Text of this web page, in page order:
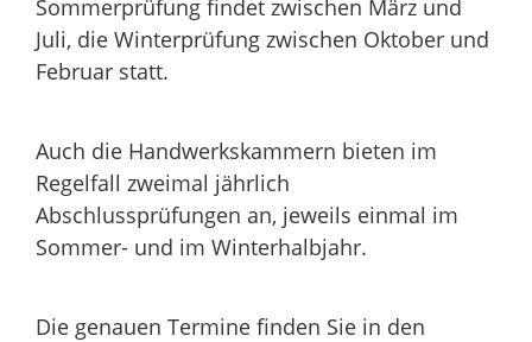
Sommerprüfung findet zwischen März und
Juli, die Winterprüfung zwischen Oktober und
Februar statt.
Auch die Handwerkskammern bieten im
Regelfall zweimal jährlich
Abschlussprüfungen an, jeweils einmal im
Sommer- und im Winterhalbjahr.
Die genauen Termine finden Sie in den